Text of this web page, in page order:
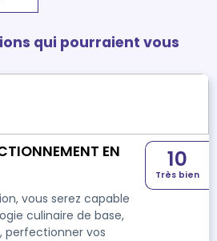
qui pourraient vous
EN
vous serez capable
culinaire de base,
10
Très bien